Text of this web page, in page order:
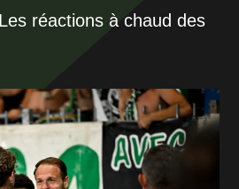
réactions à chaud des